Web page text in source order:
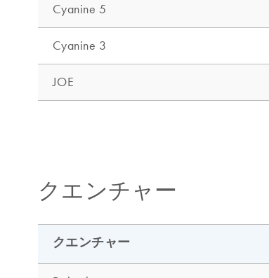
クエンチャー